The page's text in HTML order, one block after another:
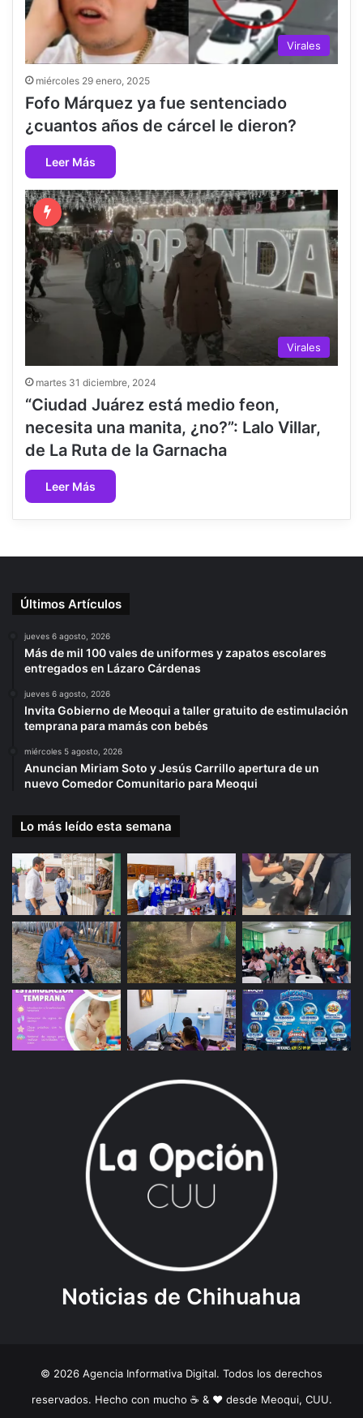
Virales
miércoles 29 enero, 2025
Fofo Márquez ya fue sentenciado
¿cuantos años de cárcel le dieron?
Leer Más
Virales
martes 31 diciembre, 2024
“Ciudad Juárez está medio feon,
necesita una manita, ¿no?”: Lalo Villar,
de La Ruta de la Garnacha
Leer Más
Últimos Artículos
jueves 6 agosto, 2026
Más de mil 100 vales de uniformes y zapatos escolares
entregados en Lázaro Cárdenas
jueves 6 agosto, 2026
Invita Gobierno de Meoqui a taller gratuito de estimulación
temprana para mamás con bebés
miércoles 5 agosto, 2026
Anuncian Miriam Soto y Jesús Carrillo apertura de un
nuevo Comedor Comunitario para Meoqui
Lo más leído esta semana
Noticias de Chihuahua
© 2026 Agencia Informativa Digital. Todos los derechos
reservados. Hecho con mucho ☕️ & ❤️ desde Meoqui, CUU.